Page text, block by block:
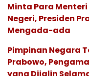
Minta Para
Negeri, Presiden
Mengada-ada
Pimpinan Negara
Prabowo,
yang Dijalin